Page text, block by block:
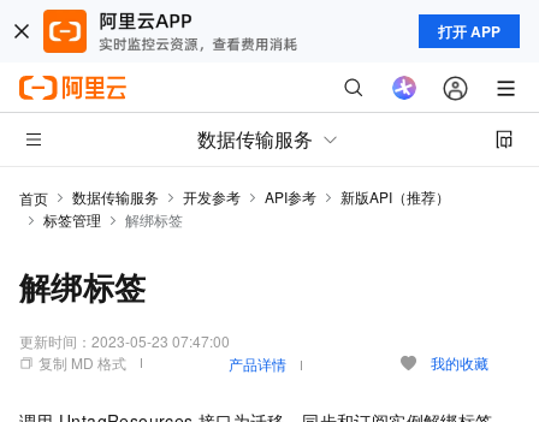
打开 APP
数据传输服务
首页 数据传输服务 开发参考 API参考
新版API（推荐）
标签管理
解绑标签
解绑标签
更新时间： 2023-05-23 07:47:00
复制 MD 格式
产品详情 我的收藏